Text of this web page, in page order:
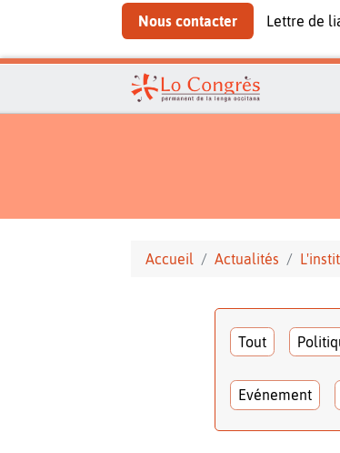
Nous contacter Lettre de
Accueil Actualités
Tout
Evénement